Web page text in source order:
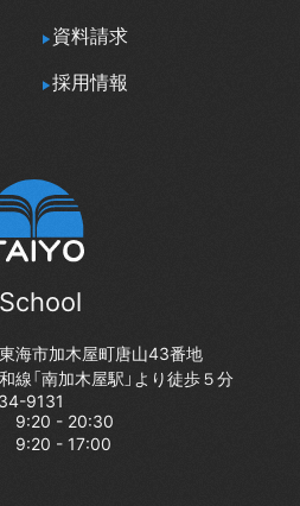
海市加木屋町唐山43番地
線「南加木屋駅」より徒歩５分
9131
9:20 - 20:30
- 17:00
資料請求
採用情報